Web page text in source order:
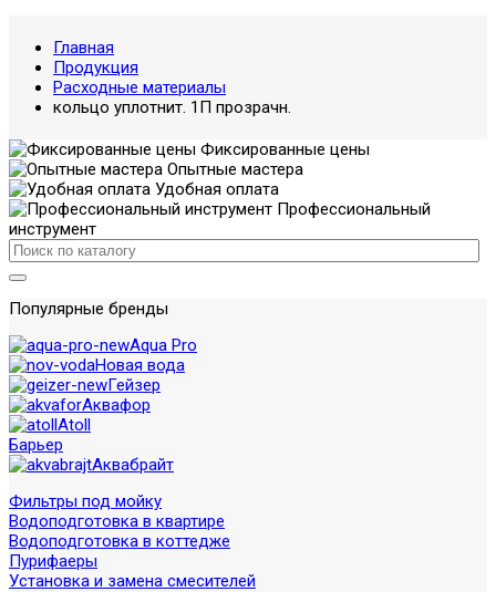
Главная
Продукция
Расходные материалы
кольцо уплотнит. 1П прозрачн.
Фиксированные цены
Опытные мастера
Удобная оплата
Профессиональный
инструмент
Популярные бренды
Aqua Pro
Новая вода
Гейзер
Аквафор
Atoll
Барьер
Аквабрайт
Фильтры под мойку
Водоподготовка в квартире
Водоподготовка в коттедже
Пурифаеры
Установка и замена смесителей